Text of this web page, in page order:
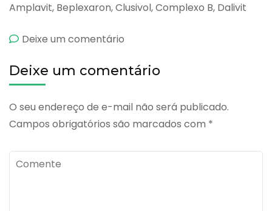
Amplavit, Beplexaron, Clusivol, Complexo B, Dalivit
Deixe um comentário
e
Deixe um comentário
O seu endereço de e-mail não será publicado.
Campos obrigatórios são marcados com *
Comente